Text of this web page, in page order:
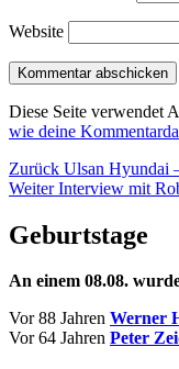
Website
Diese Seite verwendet
wie deine
Zurück Vorheriger
Beitrag:
Ulsan Hyundai
Weiter Nächster
Interview mit
Geburtstage
An einem 08.08.
Vor 88 Jahren Werner
Vor 64 Jahren Peter